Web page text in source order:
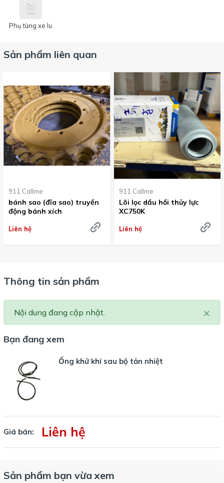
Phụ tùng xe lu
Sản phẩm liên quan
911 Callme
bánh sao (đĩa sao) truyền
động bánh xích
Liên hệ
911 Callme
Lõi lọc dầu hồi thủy lực
XC750K
Liên hệ
Thông tin sản phẩm
×
Nội dung đang cập nhật.
Bạn đang xem
Ống khử khí sau bộ tản nhiệt
Giá bán: Liên hệ
Sản phẩm bạn vừa xem